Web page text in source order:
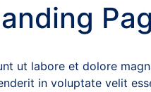
ut labore et dolore
in voluptate velit